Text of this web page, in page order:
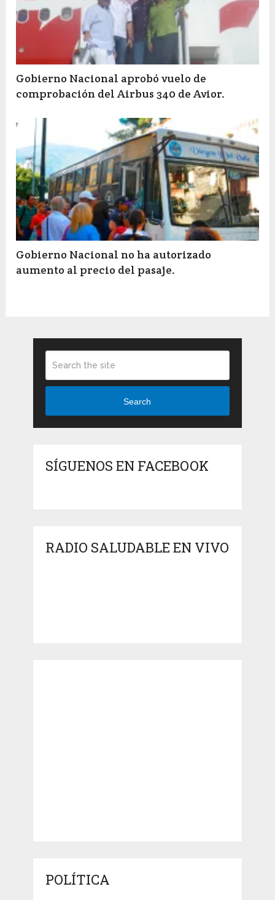
Gobierno Nacional aprobó vuelo de
comprobación del Airbus 340 de Avior.
Gobierno Nacional no ha autorizado
aumento al precio del pasaje.
Search
SÍGUENOS EN FACEBOOK
RADIO SALUDABLE EN VIVO
POLÍTICA